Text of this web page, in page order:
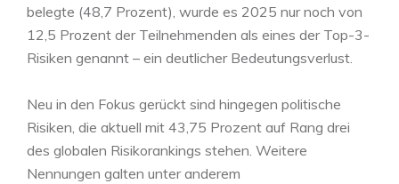
belegte (48,7 Prozent), wurde es 2025 nur noch von
12,5 Prozent der Teilnehmenden als eines der Top-3-
Risiken genannt – ein deutlicher Bedeutungsverlust.
Neu in den Fokus gerückt sind hingegen politische
Risiken, die aktuell mit 43,75 Prozent auf Rang drei
des globalen Risikorankings stehen. Weitere
Nennungen galten unter anderem